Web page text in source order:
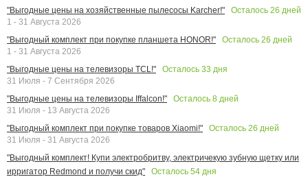
"Выгодные цены на хозяйственные пылесосы Karcher!"
Осталось 26 дней
1 - 31 Августа 2026
"Выгодный комплект при покупке планшета HONOR!"
Осталось 26 дней
1 - 31 Августа 2026
"Выгодные цены на телевизоры TCL!"
Осталось 33 дня
31 Июля - 7 Сентября 2026
"Выгодные цены на телевизоры Iffalcon!"
Осталось 8 дней
31 Июля - 13 Августа 2026
"Выгодный комплект при покупке товаров Xiaomi!"
Осталось 26 дней
31 Июля - 31 Августа 2026
"Выгодный комплект! Купи электробритву, электричекую зубную щетку или
ирригатор Redmond и получи скид"
Осталось 54 дня